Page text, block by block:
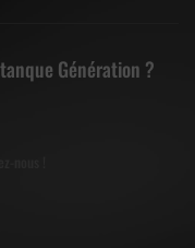
Génération ?